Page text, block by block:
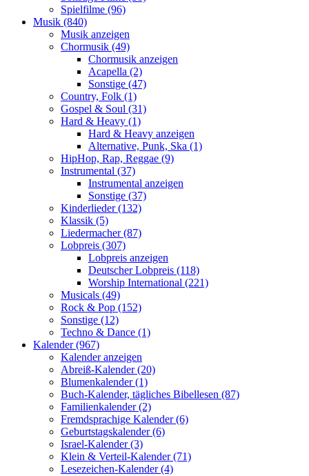
Spielfilme (96)
Musik (840)
Musik anzeigen
Chormusik (49)
Chormusik anzeigen
Acapella (2)
Sonstige (47)
Country, Folk (1)
Gospel & Soul (31)
Hard & Heavy (1)
Hard & Heavy anzeigen
Alternative, Punk, Ska (1)
HipHop, Rap, Reggae (9)
Instrumental (37)
Instrumental anzeigen
Sonstige (37)
Kinderlieder (132)
Klassik (5)
Liedermacher (87)
Lobpreis (307)
Lobpreis anzeigen
Deutscher Lobpreis (118)
Worship International (221)
Musicals (49)
Rock & Pop (152)
Sonstige (12)
Techno & Dance (1)
Kalender (967)
Kalender anzeigen
Abreiß-Kalender (20)
Blumenkalender (1)
Buch-Kalender, tägliches Bibellesen (87)
Familienkalender (2)
Fremdsprachige Kalender (6)
Geburtstagskalender (6)
Israel-Kalender (3)
Klein & Verteil-Kalender (71)
Lesezeichen-Kalender (4)